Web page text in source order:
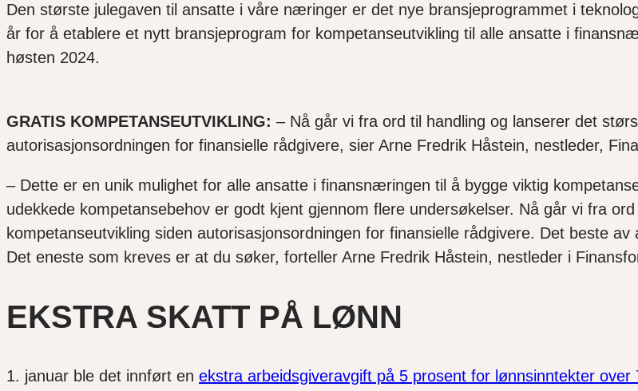
Den største julegaven til ansatte i våre næringer er det nye bransjeprogrammet i
år for å etablere et nytt bransjeprogram for kompetanseutvikling til alle ansatte i
høsten 2024.
GRATIS KOMPETANSEUTVIKLING: – Nå går vi fra ord til handling og lanserer det
autorisasjonsordningen for finansielle rådgivere, sier Arne Fredrik Håstein, nestleder,
– Dette er en unik mulighet for alle ansatte i finansnæringen til å bygge viktig
udekkede kompetansebehov er godt kjent gjennom flere undersøkelser. Nå går vi fra
kompetanseutvikling siden autorisasjonsordningen for finansielle rådgivere. Det beste
Det eneste som kreves er at du søker, forteller Arne Fredrik Håstein, nestleder i
EKSTRA SKATT PÅ LØNN
1. januar ble det innført en ekstra arbeidsgiveravgift på 5 prosent for lønnsinntekter over